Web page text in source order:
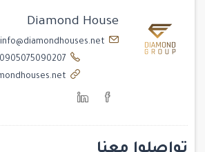
Diamond House
info@diamondhouses.net